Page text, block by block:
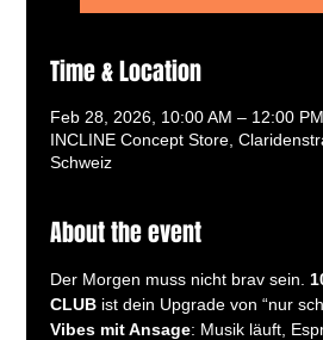
Time & Location
Feb 28, 2026, 10:00 AM – 12:00 PM
INCLINE Concept Store,
Schweiz
About the event
Der Morgen muss nicht brav sein.
CLUB ist dein Upgrade von “nur
Vibes mit Ansage: Musik läuft,